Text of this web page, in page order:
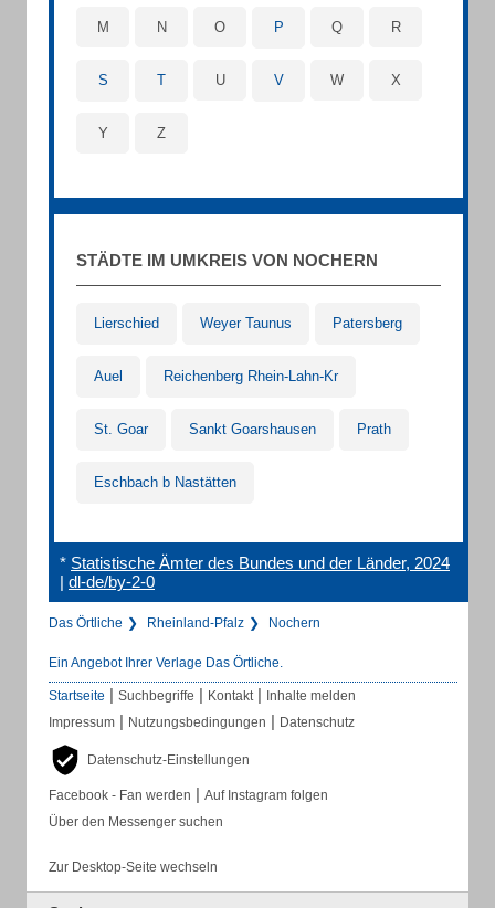
M N O P Q R
S T U V W X
Y Z
STÄDTE IM UMKREIS VON NOCHERN
Lierschied Weyer Taunus Patersberg
Auel Reichenberg Rhein-Lahn-Kr
St. Goar Sankt Goarshausen Prath
Eschbach b Nastätten
* Statistische Ämter des Bundes und der Länder, 2024
| dl-de/by-2-0
Das Örtliche Rheinland-Pfalz Nochern
Ein Angebot Ihrer Verlage Das Örtliche.
Startseite | Suchbegriffe | Kontakt | Inhalte melden
Impressum | Nutzungsbedingungen | Datenschutz
Datenschutz-Einstellungen
Facebook - Fan werden | Auf Instagram folgen
Über den Messenger suchen
Zur Desktop-Seite wechseln